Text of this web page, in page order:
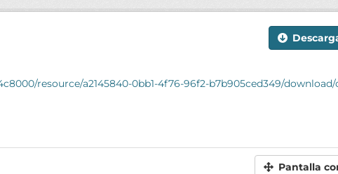
resource/a2145840-0bb1-4f76-96f2-b7b905ced349/download/
Pantalla